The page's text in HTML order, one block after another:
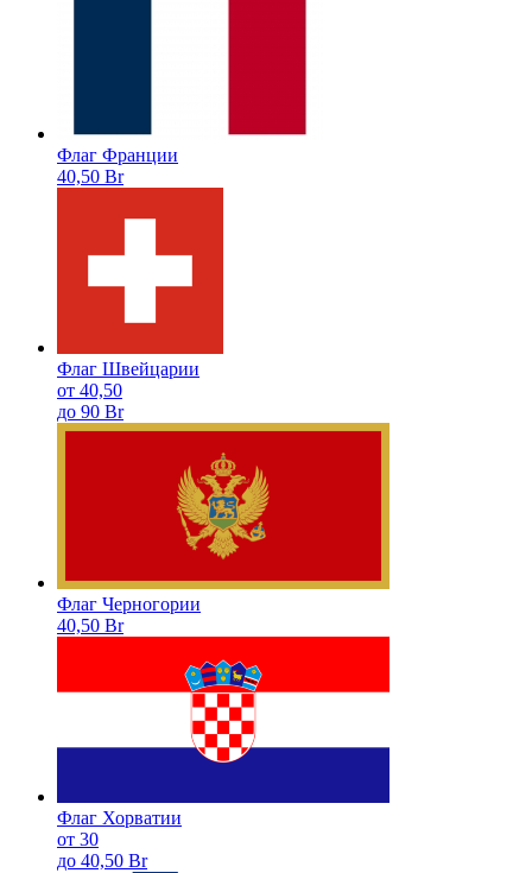
Флаг Франции
40,50 Br
Флаг Швейцарии
от 40,50
до 90 Br
Флаг Черногории
40,50 Br
Флаг Хорватии
от 30
до 40,50 Br